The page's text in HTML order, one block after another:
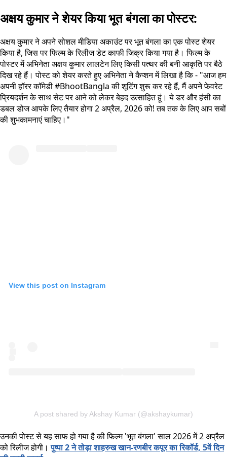
अक्षय कुमार ने शेयर किया भूत बंगला का पोस्टर:
अक्षय कुमार ने अपने सोशल मीडिया अकाउंट पर भूत बंगला का एक पोस्ट शेयर
किया है, जिस पर फिल्म के रिलीज डेट काफी जिक्र किया गया है। फिल्म के
पोस्टर में अभिनेता अक्षय कुमार लालटेन लिए किसी पत्थर की बनी आकृति पर बैठे
दिख रहे हैं। पोस्ट को शेयर करते हुए अभिनेता ने कैप्शन में लिखा है कि - "आज हम
अपनी हॉरर कॉमेडी #BhootBangla की शूटिंग शुरू कर रहे हैं, मैं अपने फेवरेट
प्रियदर्शन के साथ सेट पर आने को लेकर बेहद उत्साहित हूं। ये डर और हंसी का
डबल डोज आपके लिए तैयार होगा 2 अप्रैल, 2026 को! तब तक के लिए आप सबों
की शुभकामनाएं चाहिए।"
View this post on Instagram
A post shared by Akshay Kumar (@akshaykumar)
उनकी पोस्ट से यह साफ हो गया है की फिल्म 'भूत बंगला' साल 2026 में 2 अप्रैल
को रिलीज होगी।पुष्पा 2 ने तोड़ा शाहरुख खान-रणबीर कपूर का रिकॉर्ड, 5वें दिन